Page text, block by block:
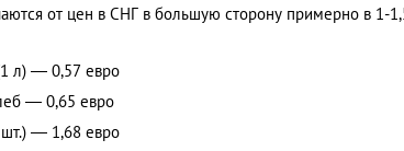
от цен в СНГ в большую сторону примерно в 1-
л) — 0,57 евро
— 0,65 евро
— 1,68 евро